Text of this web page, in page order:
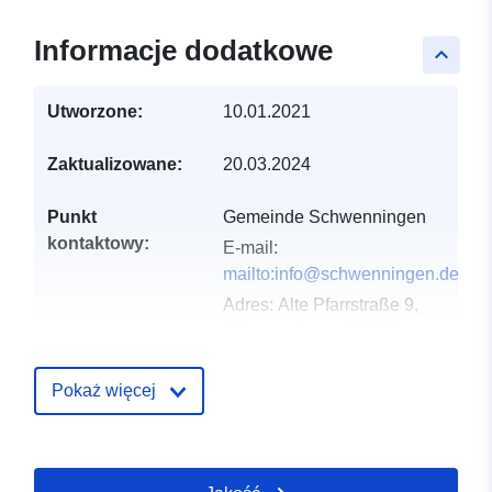
keyboard_arrow_up
Informacje dodatkowe
Utworzone: 10.01.2021
Zaktualizowane: 20.03.2024
Punkt
kontaktowy:
Gemeinde Schwenningen
E-mail:
mailto:info@schwenningen.de
Adres: Alte Pfarrstraße 9,
Zapis katalogu: Dodany do data.europa.eu: 21
Pokaż więcej